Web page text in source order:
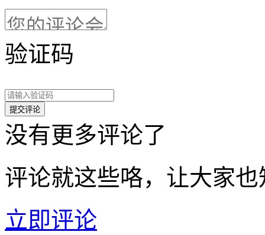
验证码
没有更多评论了
评论就这些咯，让大家
立即评论